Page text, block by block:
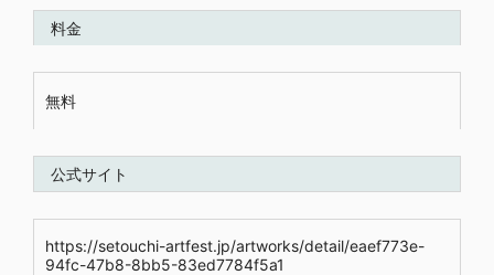
料金
無料
公式サイト
https://setouchi-artfest.jp/artworks/detail/eaef773e-
94fc-47b8-8bb5-83ed7784f5a1